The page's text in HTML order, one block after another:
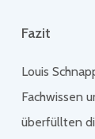
Fazit
Louis
Fachwissen
überfüllten